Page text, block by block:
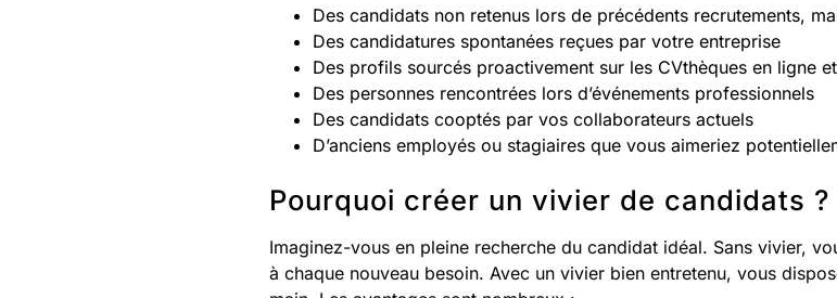
Des candidats non retenus lors de précédents recrutements,
Des candidatures spontanées reçues par votre entreprise
Des profils sourcés proactivement sur les CVthèques en ligne
Des personnes rencontrées lors d’événements professionnels
Des candidats cooptés par vos collaborateurs actuels
D’anciens employés ou stagiaires que vous aimeriez
Pourquoi créer un vivier de candidats ?
Imaginez-vous en pleine recherche du candidat idéal. Sans vivier,
à chaque nouveau besoin. Avec un vivier bien entretenu, vous